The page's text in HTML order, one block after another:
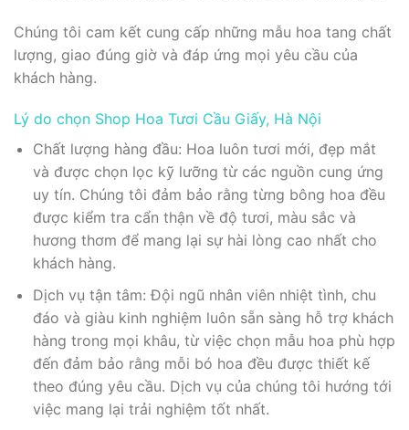
Chúng tôi cam kết cung cấp những mẫu hoa tang chất
lượng, giao đúng giờ và đáp ứng mọi yêu cầu của
khách hàng.
Lý do chọn Shop Hoa Tươi Cầu Giấy, Hà Nội
Chất lượng hàng đầu: Hoa luôn tươi mới, đẹp mắt
và được chọn lọc kỹ lưỡng từ các nguồn cung ứng
uy tín. Chúng tôi đảm bảo rằng từng bông hoa đều
được kiểm tra cẩn thận về độ tươi, màu sắc và
hương thơm để mang lại sự hài lòng cao nhất cho
khách hàng.
Dịch vụ tận tâm: Đội ngũ nhân viên nhiệt tình, chu
đáo và giàu kinh nghiệm luôn sẵn sàng hỗ trợ khách
hàng trong mọi khâu, từ việc chọn mẫu hoa phù hợp
đến đảm bảo rằng mỗi bó hoa đều được thiết kế
theo đúng yêu cầu. Dịch vụ của chúng tôi hướng tới
việc mang lại trải nghiệm tốt nhất.